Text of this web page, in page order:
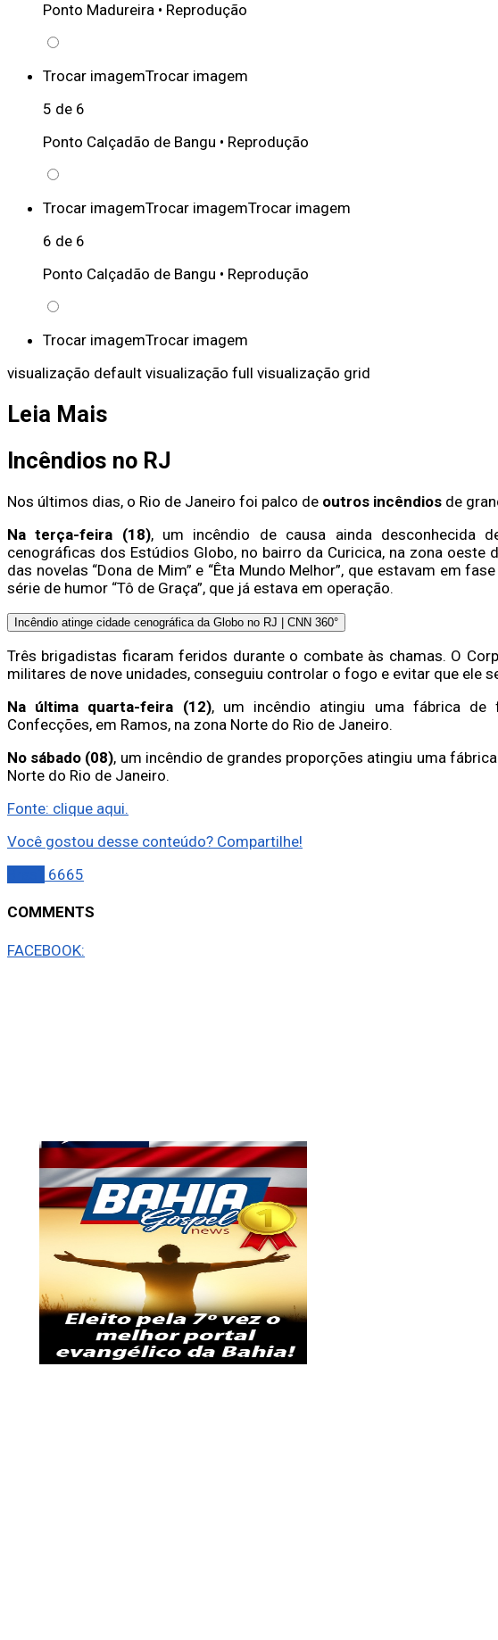
Ponto Madureira • Reprodução
Trocar imagemTrocar imagem
5 de 6
Ponto Calçadão de Bangu • Reprodução
Trocar imagemTrocar imagemTrocar imagem
6 de 6
Ponto Calçadão de Bangu • Reprodução
Trocar imagemTrocar imagem
visualização default visualização full visualização grid
Leia Mais
Incêndios no RJ
Nos últimos dias, o Rio de Janeiro foi palco de outros incêndios de
Na terça-feira (18), um incêndio de causa ainda desconhecida
cenográficas dos Estúdios Globo, no bairro da Curicica, na zona oeste
das novelas “Dona de Mim” e “Êta Mundo Melhor”, que estavam em
série de humor “Tô de Graça”, que já estava em operação.
Incêndio atinge cidade cenográfica da Globo no RJ | CNN 360°
Três brigadistas ficaram feridos durante o combate às chamas. O
militares de nove unidades, conseguiu controlar o fogo e evitar que ele
Na última quarta-feira (12), um incêndio atingiu uma fábrica de
Confecções, em Ramos, na zona Norte do Rio de Janeiro.
No sábado (08), um incêndio de grandes proporções atingiu uma
Norte do Rio de Janeiro.
Fonte: clique aqui.
Você gostou desse conteúdo? Compartilhe!
6665
COMMENTS
FACEBOOK: